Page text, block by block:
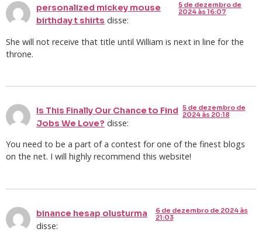
personalized mickey mouse
birthday t shirts disse:
5 de dezembro de
2024 às 16:07
She will not receive that title until William is next in line for the
throne.
Is This Finally Our Chance to Find
Jobs We Love? disse:
5 de dezembro de
2024 às 20:18
You need to be a part of a contest for one of the finest blogs
on the net. I will highly recommend this website!
binance hesap olusturma
disse:
6 de dezembro de 2024 às
21:03